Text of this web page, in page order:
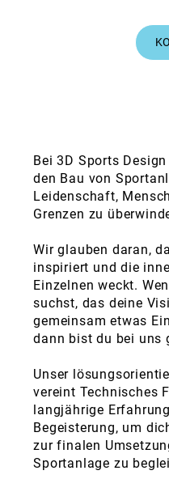
Bei 3D Sports
den Bau von
Leidenschaft,
Grenzen zu
Wir glauben daran,
inspiriert und die
Einzelnen weckt.
suchst, das deine
gemeinsam etwas
dann bist du bei uns
Unser
vereint Technisches
langjährige
Begeisterung, um
zur finalen
Sportanlage zu